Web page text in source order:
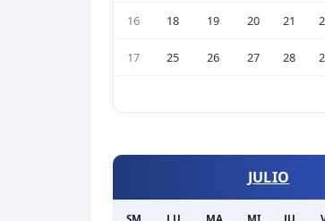
16 18 19 20 21
17 25 26 27 28
JULIO